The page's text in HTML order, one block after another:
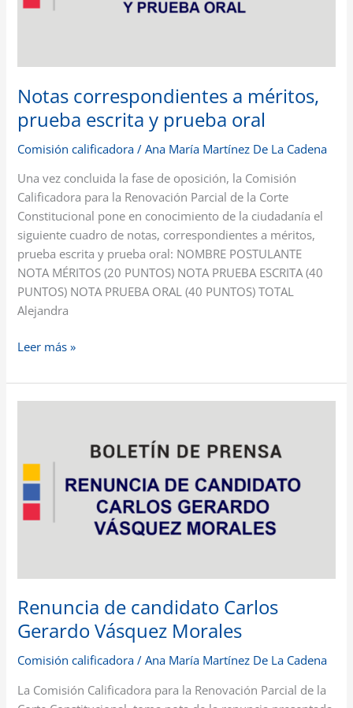
Notas correspondientes a méritos,
prueba escrita y prueba oral
Comisión calificadora /Ana María Martínez De La Cadena
Una vez concluida la fase de oposición, la Comisión
Calificadora para la Renovación Parcial de la Corte
Constitucional pone en conocimiento de la ciudadanía el
siguiente cuadro de notas, correspondientes a méritos,
prueba escrita y prueba oral: NOMBRE POSTULANTE
NOTA MÉRITOS (20 PUNTOS) NOTA PRUEBA ESCRITA (40
PUNTOS) NOTA PRUEBA ORAL (40 PUNTOS) TOTAL
Alejandra
y
Leer más »
Renuncia de candidato Carlos
Gerardo Vásquez Morales
Comisión calificadora /Ana María Martínez De La Cadena
La Comisión Calificadora para la Renovación Parcial de la
Carlos
Gerardo
Vásquez
Morales